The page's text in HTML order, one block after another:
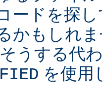
ードを探
かもしれ
うする代
を使用